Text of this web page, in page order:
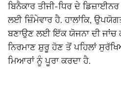
ਬਿਨੈਕਾਰ ਤੀਜੀ-ਧਿਰ ਦੇ
ਲਈ ਜ਼ਿੰਮੇਵਾਰ ਹੈ. ਹਾਲਾਂਕਿ,
ਬਣਾਉਣ ਲਈ ਇੱਕ ਯੋਜਨਾ ਦੀ ਜਾਂਚ
ਨਿਰਮਾਣ ਸ਼ੁਰੂ ਹੋਣ ਤੋਂ ਪਹਿਲਾਂ
ਮਿਆਰਾਂ ਨੂੰ ਪੂਰਾ ਕਰਦਾ ਹੈ.